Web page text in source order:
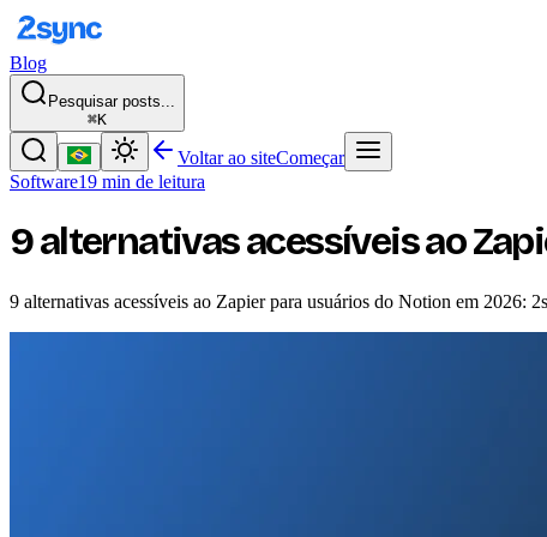
Blog
Pesquisar posts...
⌘K
Voltar ao siteComeçar
Software19 min de leitura
9 alternativas acessíveis ao
9 alternativas acessíveis ao Zapier para usuários do Notion em 2026: